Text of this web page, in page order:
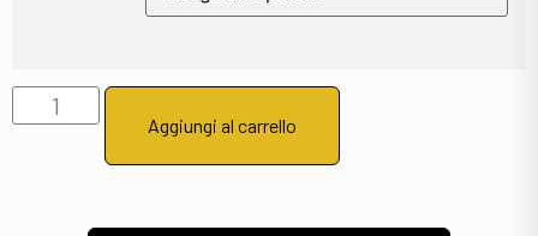
Aggiungi al carrello